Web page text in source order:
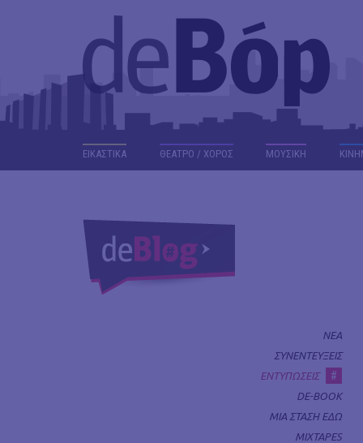
ΕΙΚΑΣΤΙΚΑ ΘΕΑΤΡΟ / ΧΟΡΟΣ ΜΟΥΣΙΚΗ
ΝΕΑ
ΣΥΝΕΝΤΕΥΞΕΙΣ
ΕΝΤΥΠΩΣΕΙΣ
#
DE-BOOK
ΜΙΑ ΣΤΑΣΗ ΕΔΩ
MIXTAPES